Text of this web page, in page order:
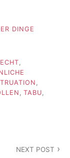
DINGE
,
,
, TABU,
NEXT POST